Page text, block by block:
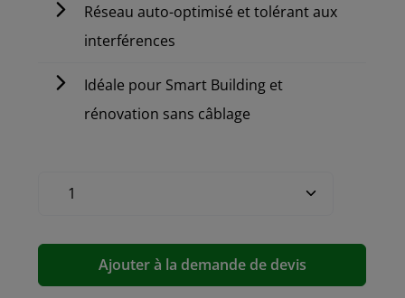
Réseau auto-optimisé et tolérant aux
interférences
Idéale pour Smart Building et
rénovation sans câblage
Ajouter à la demande de devis